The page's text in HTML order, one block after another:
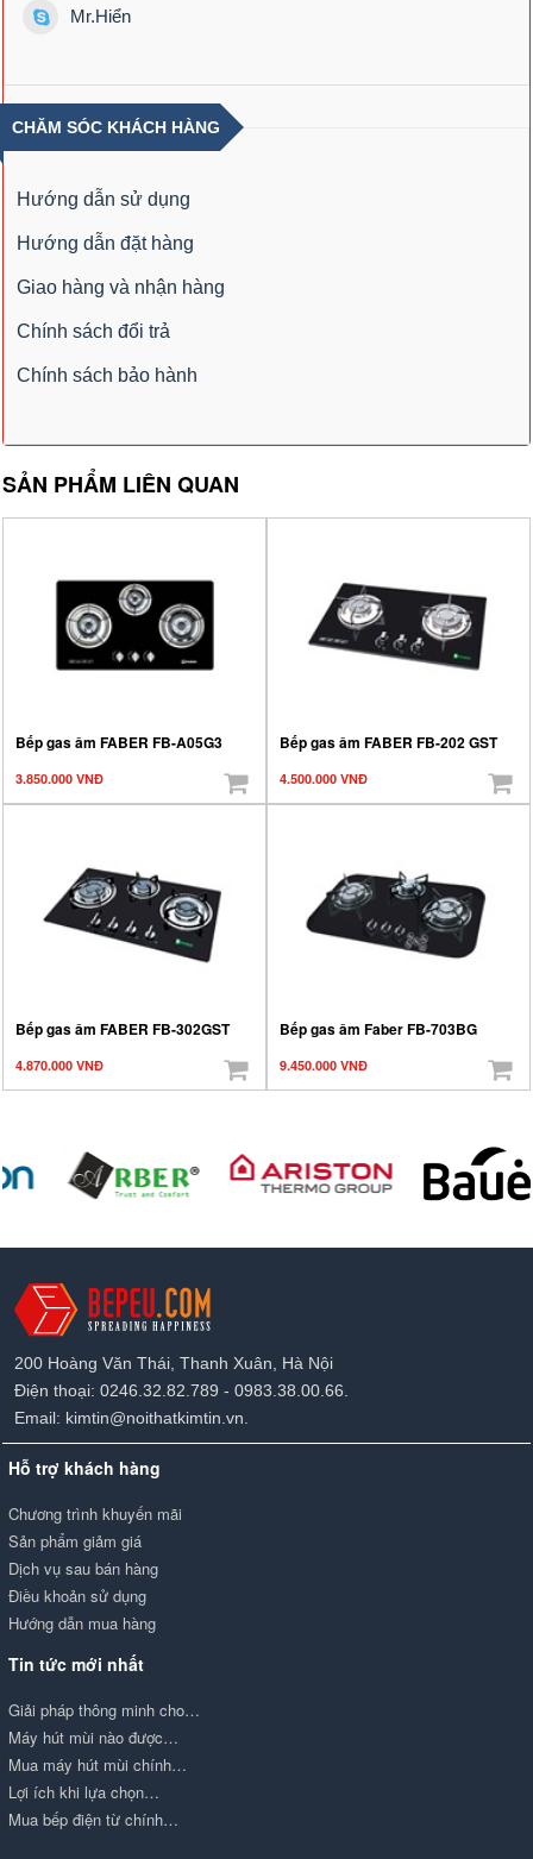
Mr.Hiển
CHĂM SÓC KHÁCH HÀNG
Hướng dẫn sử dụng
Hướng dẫn đặt hàng
Giao hàng và nhận hàng
Chính sách đổi trả
Chính sách bảo hành
SẢN PHẨM LIÊN QUAN
Bếp gas âm FABER FB-A05G3
3.850.000 VNĐ
Bếp gas âm FABER FB-202 GST
4.500.000 VNĐ
Bếp gas âm FABER FB-302GST
4.870.000 VNĐ
Bếp gas âm Faber FB-703BG
9.450.000 VNĐ
200 Hoàng Văn Thái, Thanh Xuân, Hà Nội
Điện thoại: 0246.32.82.789 - 0983.38.00.66.
Email: kimtin@noithatkimtin.vn.
Hỗ trợ khách hàng
Chương trình khuyến mãi
Sản phẩm giảm giá
Dịch vụ sau bán hàng
Điều khoản sử dụng
Hướng dẫn mua hàng
Tin tức mới nhất
Giải pháp thông minh cho…
Máy hút mùi nào được…
Mua máy hút mùi chính…
Lợi ích khi lựa chọn…
Mua bếp điện từ chính…